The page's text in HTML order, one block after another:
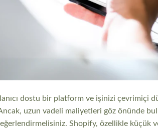
dostu bir platform ve işinizi çevrimiçi
uzun vadeli maliyetleri göz önünde
Shopify, özellikle küçük